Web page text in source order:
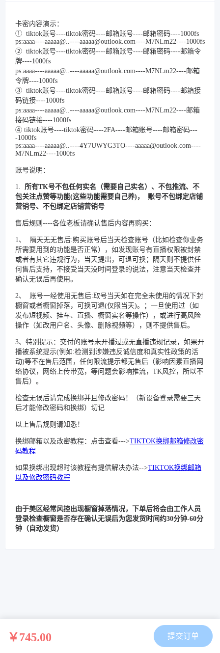
卡密内容演示：
① tiktok账号----tiktok密码----邮箱账号----邮箱密码----1000fs
ps:aaaa----aaaaa@..----aaaaa@outlook.com----M7NLm22----1000fs
② tiktok账号----tiktok密码----邮箱账号----邮箱密码----邮箱令
牌----1000fs
ps:aaaa----aaaaa@..----aaaaa@outlook.com----M7NLm22----邮箱
令牌----1000fs
③ tiktok账号----tiktok密码----邮箱账号----邮箱密码----邮箱接
码链接----1000fs
ps:aaaa----aaaaa@..----aaaaa@outlook.com----M7NLm22----邮箱
接码链接----1000fs
④ tiktok账号----tiktok密码----2FA----邮箱账号----邮箱密码---
-1000fs
ps:aaaa----aaaaa@..----4Y7UWYG3TO----aaaaa@outlook.com----
M7NLm22----1000fs
账号说明：
1. 所有TK号不包任何实名（需要自己实名）、不包推流、不
包关注点赞等功能(这些功能需要自己养)， 账号不包绑定店铺
营销号、不包绑定店铺营销号
售后规则----各位老板请确认售后内容再购买：
1、 隔天无无售后:购买账号后当天检查账号（比如检查你业务
所需要用到的功能是否正常），如发现账号有直播权限被封禁
或者有其它违规行为，当天提出，可退可换；隔天则不提供任
何售后支持，不接受当天没时间登录的说法，注意当天检查并
确认无误后再使用。
2、 账号一经使用无售后:取号当天如在完全未使用的情况下封
橱窗或者橱窗掉落，可换可退(仅限当天)。；一旦使用过（如
发布短视频、挂车、直播、橱窗实名等操作），或进行高风险
操作（如改用户名、头像、删除视频等），则不提供售后。
3、特别提示：交付的账号未开播过或无直播违规记录，如果开
播被系统提示(例如:检测到涉嫌违反诚信度和真实性政策的活
动)等不在售后范围，任何限流提示都无售后（影响因素直播网
络协议，网络上传带宽，等问题会影响推流，TK风控，所以不
售后）。
检查无误后请完成换绑并且修改密码！（新设备登录需要三天
后才能修改密码和换绑）切记
以上售后规则请知悉！
换绑邮箱以及改密教程：点击查看--->TIKTOK换绑邮箱修改密
码教程
如果换绑出现超时该教程有提供解决办法-->TIKTOK换绑邮箱
以及修改密码教程
由于美区经常风控出现橱窗掉落情况，下单后将会由工作人员
登录检查橱窗是否存在确认无误后为您发货时间约30分钟-60分
钟（自动发货）
￥745.00 提交订单